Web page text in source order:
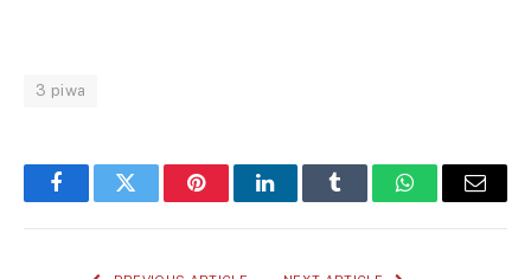
3 piwa
FacebookTwitter PinterestLinkedInTumblr WhatsAppEmail